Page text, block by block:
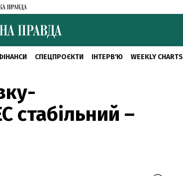
СПЕЦПРОЄКТИ ІНТЕРВ'Ю WEEKLY CHARTS
стабільний –